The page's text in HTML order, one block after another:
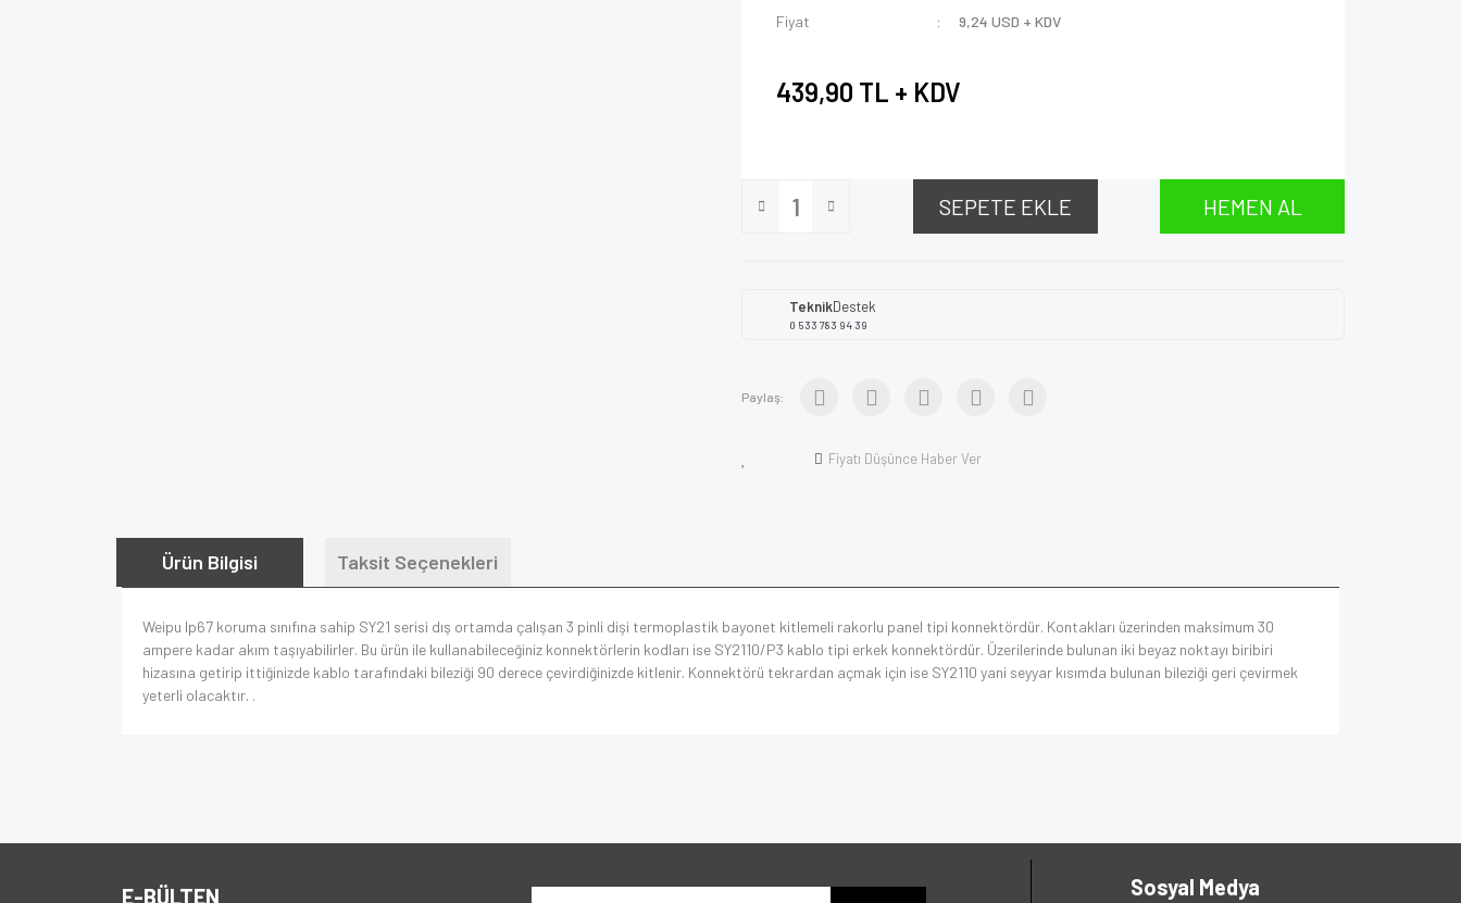
Fiyat
9,24 USD + KDV
439,90 TL + KDV
SEPETE EKLE HEMEN AL
TeknikDestek
0 533 783 94 39
Paylaş:
Fiyatı Düşünce Haber Ver
Ürün Bilgisi Taksit Seçenekleri
Weipu Ip67 koruma sınıfına sahip SY21 serisi dış ortamda çalışan 3 pinli dişi termoplastik bayonet kitlemeli rakorlu panel tipi konnektördür. Kontakları üzerinden maksimum 30
ampere kadar akım taşıyabilirler. Bu ürün ile kullanabileceğiniz konnektörlerin kodları ise SY2110/P3 kablo tipi erkek konnektördür. Üzerilerinde bulunan iki beyaz noktayı biribiri
hizasına getirip ittiğinizde kablo tarafındaki bileziği 90 derece çevirdiğinizde kitlenir. Konnektörü tekrardan açmak için ise SY2110 yani seyyar kısımda bulunan bileziği geri çevirmek
yeterli olacaktır. .
E-BÜLTEN Sosyal Medya